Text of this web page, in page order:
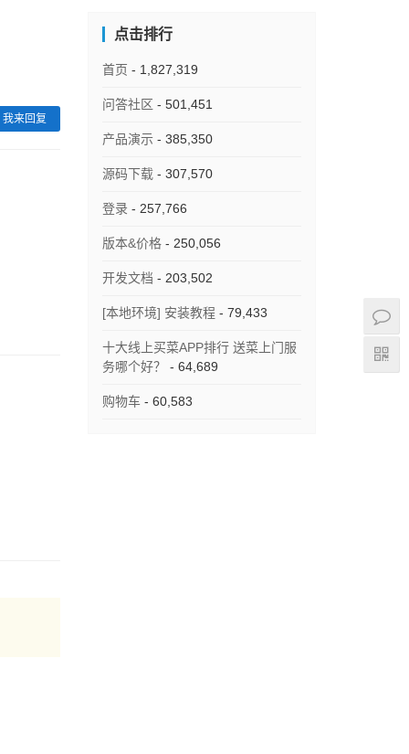
我来回复
点击排行
首页 - 1,827,319
问答社区 - 501,451
产品演示 - 385,350
源码下载 - 307,570
登录 - 257,766
版本&价格 - 250,056
开发文档 - 203,502
[本地环境] 安装教程 - 79,433
十大线上买菜APP排行 送菜上门服
务哪个好？
- 64,689
购物车 - 60,583